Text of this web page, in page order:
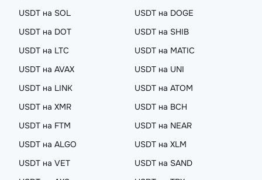
USDT на SOL
USDT на DOGE
USDT на DOT
USDT на SHIB
USDT на LTC
USDT на MATIC
USDT на AVAX
USDT на UNI
USDT на LINK
USDT на ATOM
USDT на XMR
USDT на BCH
USDT на FTM
USDT на NEAR
USDT на ALGO
USDT на XLM
USDT на VET
USDT на SAND